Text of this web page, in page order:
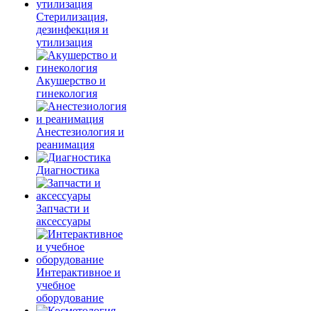
Стерилизация,
дезинфекция и
утилизация
Акушерство и
гинекология
Анестезиология и
реанимация
Диагностика
Запчасти и
аксессуары
Интерактивное и
учебное
оборудование